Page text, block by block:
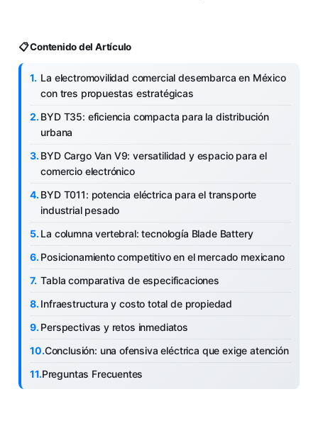
📋 Contenido del Artículo
La electromovilidad comercial desembarca en México
con tres propuestas estratégicas
BYD T35: eficiencia compacta para la distribución
urbana
BYD Cargo Van V9: versatilidad y espacio para el
comercio electrónico
BYD T011: potencia eléctrica para el transporte
industrial pesado
La columna vertebral: tecnología Blade Battery
Posicionamiento competitivo en el mercado mexicano
Tabla comparativa de especificaciones
Infraestructura y costo total de propiedad
Perspectivas y retos inmediatos
Conclusión: una ofensiva eléctrica que exige atención
Preguntas Frecuentes